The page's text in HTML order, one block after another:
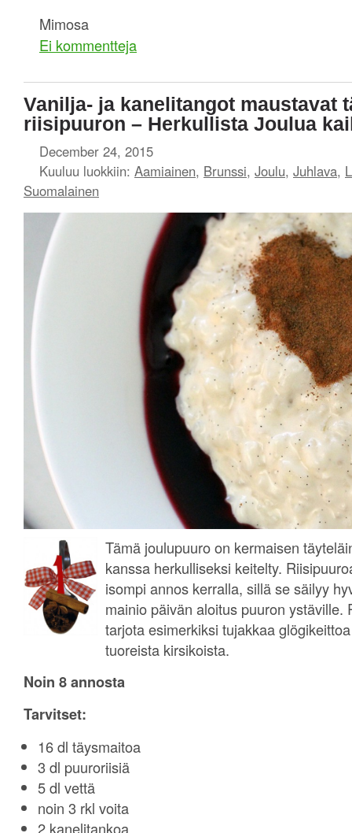
Mimosa
Ei kommentteja
Vanilja- ja kanelitangot maustavat
riisipuuron – Herkullista Joulua
December 24, 2015
Kuuluu luokkiin: Aamiainen, Brunssi, Joulu, Juhlava,
Suomalainen
Tämä joulupuuro on kermaisen
kanssa herkulliseksi keitelty.
isompi annos kerralla, sillä se säilyy
mainio päivän aloitus puuron ystäville.
tarjota esimerkiksi tujakkaa
tuoreista kirsikoista.
Noin 8 annosta
Tarvitset:
16 dl täysmaitoa
3 dl puuroriisiä
5 dl vettä
noin 3 rkl voita
2 kanelitankoa